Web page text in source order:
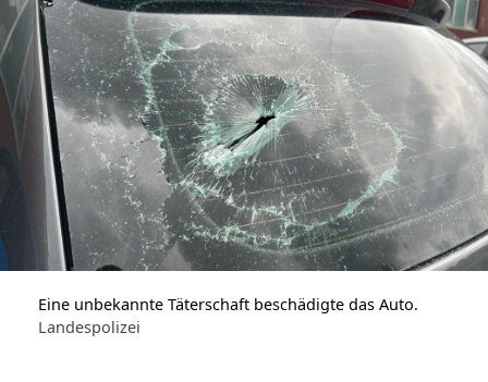
Eine unbekannte Täterschaft beschädigte das Auto.
Landespolizei